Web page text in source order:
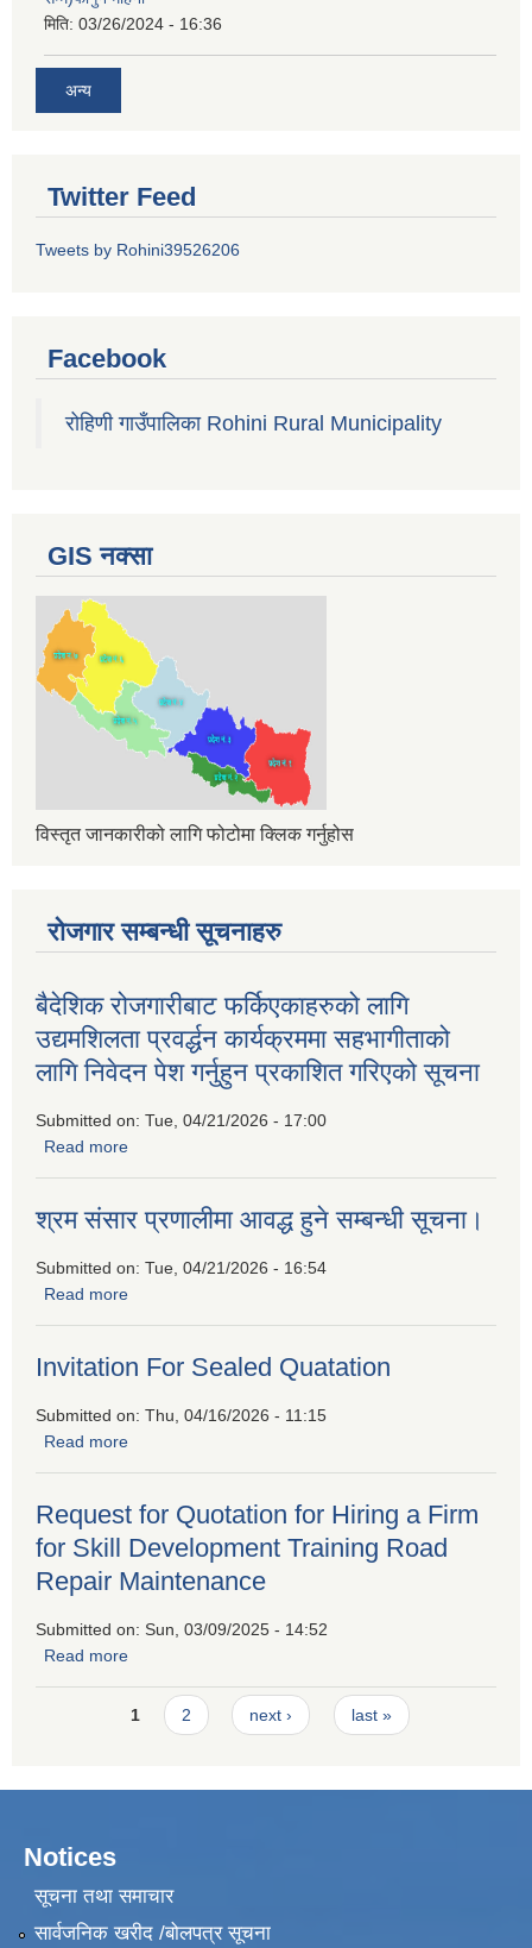
मिति: 03/26/2024 - 16:36
अन्य
Twitter Feed
Tweets by Rohini39526206
Facebook
रोहिणी गाउँपालिका Rohini Rural Municipality
GIS नक्सा
विस्तृत जानकारीको लागि फोटोमा क्लिक गर्नुहोस
रोजगार सम्बन्धी सूचनाहरु
बैदेशिक रोजगारीबाट फर्किएकाहरुको लागि
उद्यमशिलता प्रवर्द्धन कार्यक्रममा सहभागीताको
लागि निवेदन पेश गर्नुहुन प्रकाशित गरिएको सूचना
Submitted on: Tue, 04/21/2026 - 17:00
Read more
श्रम संसार प्रणालीमा आवद्ध हुने सम्बन्धी सूचना।
Submitted on: Tue, 04/21/2026 - 16:54
Read more
Invitation For Sealed Quatation
Submitted on: Thu, 04/16/2026 - 11:15
Read more
Request for Quotation for Hiring a Firm
for Skill Development Training Road
Repair Maintenance
Submitted on: Sun, 03/09/2025 - 14:52
Read more
Pages1 2 next › last »
Notices
सूचना तथा समाचार
सार्वजनिक खरीद /बोलपत्र सूचना